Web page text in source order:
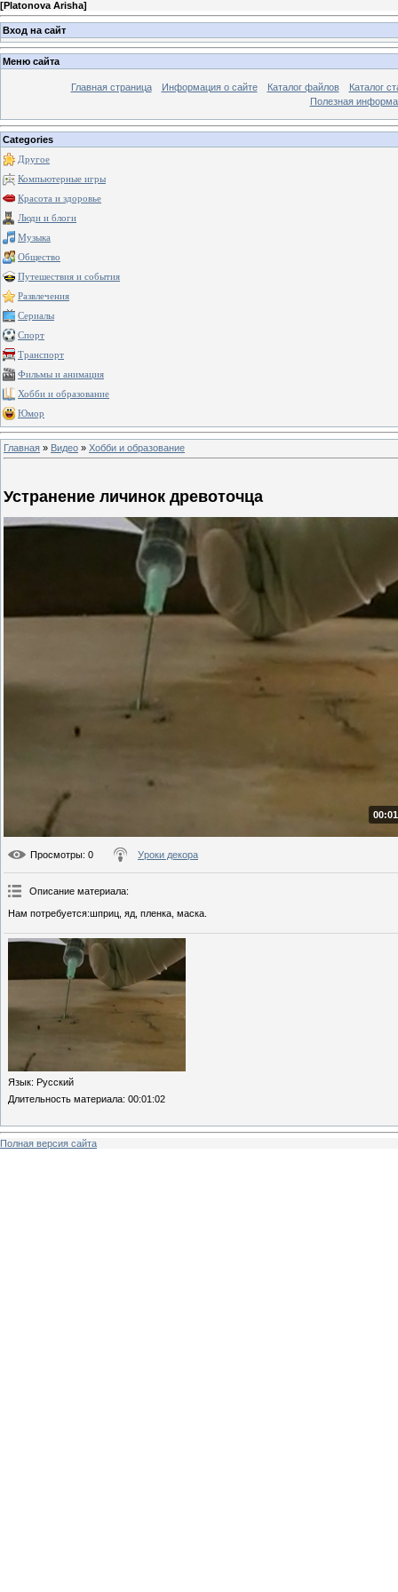
[Platonova Arisha]
Вход на сайт
Меню сайта
Главная страница Информация о сайте Каталог файлов
Каталог
Полезная
Categories
Другое
Компьютерные игры
Красота и здоровье
Люди и блоги
Музыка
Общество
Путешествия и события
Развлечения
Сериалы
Спорт
Транспорт
Фильмы и анимация
Хобби и образование
Юмор
Главная » Видео » Хобби и образование
Устранение личинок древоточца
Просмотры: 0 Уроки декора
Описание материала:
Нам потребуется:шприц, яд, пленка, маска.
Язык: Русский
Длительность материала: 00:01:02
Полная версия сайта